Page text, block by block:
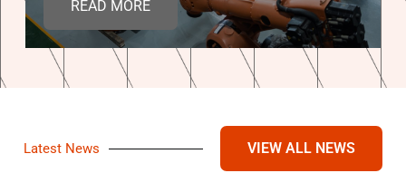
READ MORE
Latest News VIEW ALL NEWS